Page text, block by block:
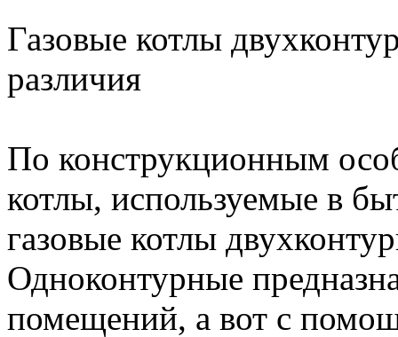
Газовые котлы
различия
По конструкционным
котлы, используемые в
газовые котлы
Одноконтурные
помещений, а вот с